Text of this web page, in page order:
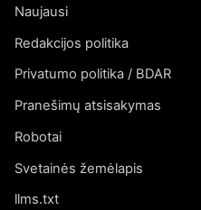
Naujausi
Redakcijos politika
Privatumo politika / BDAR
Pranešimų atsisakymas
Robotai
Svetainės žemėlapis
llms.txt